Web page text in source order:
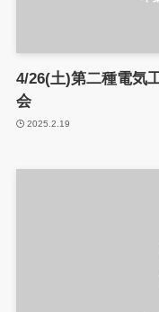
4/26(土)第二種電気
会
2025.2.19